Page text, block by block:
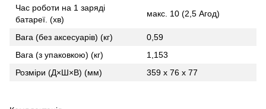
Час роботи на 1 заряді
батареї. (хв)
макс. 10 (2,5 Aгод)
Вага (без аксесуарів) (кг)
0,59
Вага (з упаковкою) (кг)
1,153
Розміри (Д×Ш×В) (мм)
359 x 76 x 77